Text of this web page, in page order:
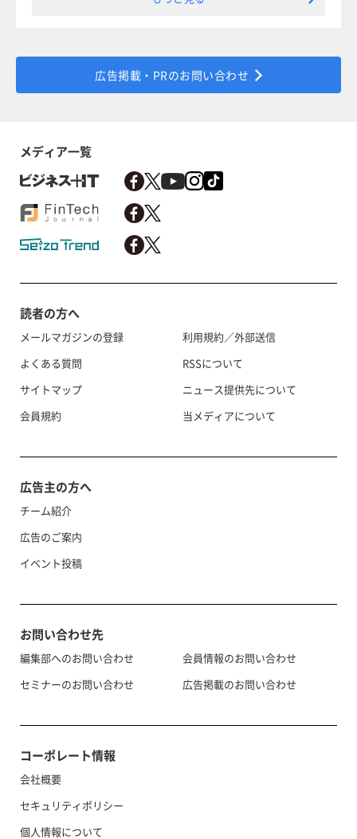
広告掲載・PRのお問い合わせ
メディア一覧
読者の方へ
メールマガジンの登録
よくある質問
サイトマップ
会員規約
利用規約／外部送信
RSSについて
ニュース提供先について
当メディアについて
広告主の方へ
チーム紹介
広告のご案内
イベント投稿
お問い合わせ先
編集部へのお問い合わせ
セミナーのお問い合わせ
会員情報のお問い合わせ
広告掲載のお問い合わせ
コーポレート情報
会社概要
セキュリティポリシー
個人情報について